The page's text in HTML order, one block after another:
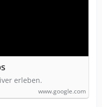
erleben.
www.google.com